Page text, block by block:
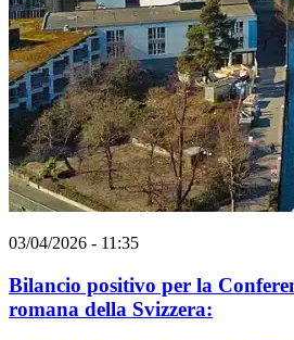
03/04/2026 - 11:35
Bilancio positivo per la
romana della Svizzera: